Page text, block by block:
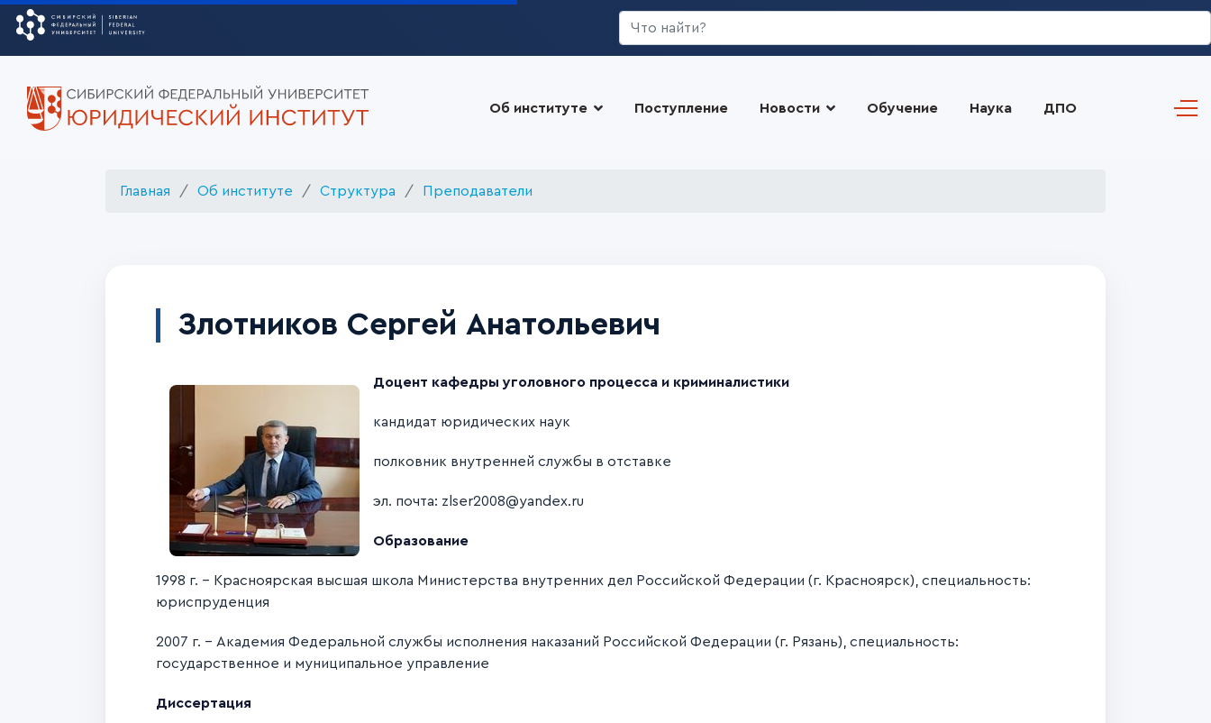
Искать...
Об институте Поступление Новости Обучение Наука ДПО
Главная Об институте Структура Преподаватели
Злотников Сергей Анатольевич
Доцент кафедры уголовного процесса и криминалистики
кандидат юридических наук
полковник внутренней службы в отставке
эл. почта: zlser2008@yandex.ru
Образование
1998 г. – Красноярская высшая школа Министерства внутренних дел Российской Федерации (г. Красноярск), специальность:
юриспруденция
2007 г. - Академия Федеральной службы исполнения наказаний Российской Федерации (г. Рязань), специальность:
государственное и муниципальное управление
Диссертация